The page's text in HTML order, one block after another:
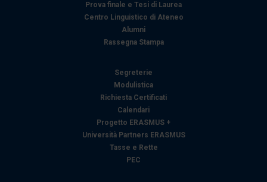
Prova finale e Tesi di Laurea
Centro Linguistico di Ateneo
Alumni
Rassegna Stampa
Segreterie
Modulistica
Richiesta Certificati
Calendari
Progetto ERASMUS +
Università Partners ERASMUS
Tasse e Rette
PEC